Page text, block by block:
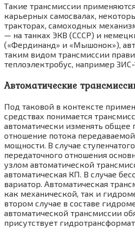
Такие трансмиссии
карьерных самосвалах,
тракторах, самоходных
— на танках ЭКВ (СССР) и
(«Фердинанд» и «Мышонок»),
таким видом трансмиссии
теплоэлектробус, например ЗИС-
Автоматические
Под таковой в контексте
средствах понимается
автоматически изменять общее
отношение потока
мощности. В случае
передаточного отношения
узлом автоматической
автоматическая КП. В случае
вариатор. Автоматическая
как механической, так и
втором случае в составе
автоматической трансмиссии
присутствует